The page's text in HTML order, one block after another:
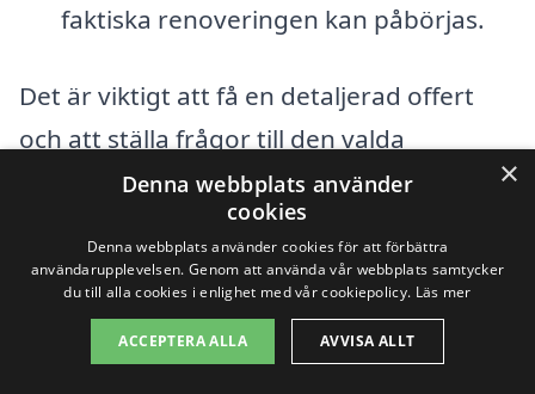
faktiska renoveringen kan påbörjas.
Det är viktigt att få en detaljerad offert
och att ställa frågor till den valda
entreprenören angående alla kostnader
som kan uppstå under renoveringen. När
du inhämtar offerter för
badrumsrenovering i Tofta, se till att
specificera dina behov och önskemål
×
Denna webbplats använder
cookies
Denna webbplats använder cookies för att förbättra
användarupplevelsen. Genom att använda vår webbplats samtycker
du till alla cookies i enlighet med vår cookiepolicy. Läs mer
ACCEPTERA ALLA AVVISA ALLT